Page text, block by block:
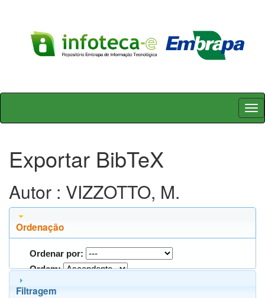
Skip
Exportar BibTeX
Autor : VIZZOTTO, M.
Ordenação
Ordenar por:
Ordem:
Filtragem